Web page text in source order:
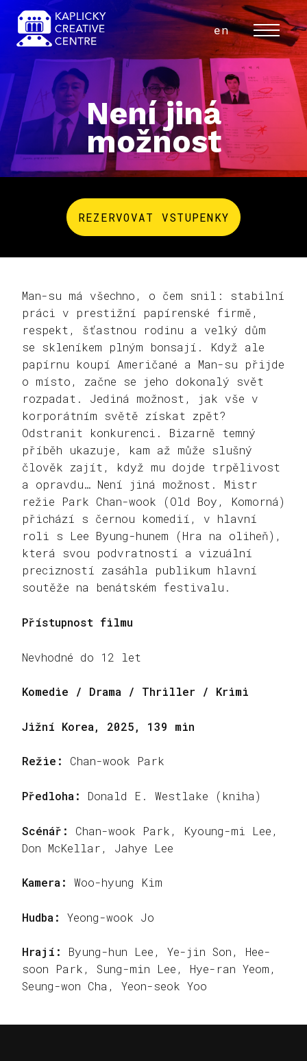
MENU
cs
en
Není jiná
možnost
REZERVOVAT VSTUPENKY
Man-su má všechno, o čem snil: stabilní
práci v prestižní papírenské firmě,
respekt, šťastnou rodinu a velký dům
se skleníkem plným bonsají. Když ale
papírnu koupí Američané a Man-su přijde
o místo, začne se jeho dokonalý svět
rozpadat. Jediná možnost, jak vše v
korporátním světě získat zpět?
Odstranit konkurenci. Bizarně temný
příběh ukazuje, kam až může slušný
člověk zajít, když mu dojde trpělivost
a opravdu… Není jiná možnost. Mistr
režie Park Chan-wook (Old Boy, Komorná)
přichází s černou komedií, v hlavní
roli s Lee Byung-hunem (Hra na oliheň),
která svou podvratností a vizuální
precizností zasáhla publikum hlavní
soutěže na benátském festivalu.
Přístupnost filmu
Nevhodné do 12 let
Komedie / Drama / Thriller / Krimi
Jižní Korea, 2025, 139 min
Režie: Chan-wook Park
Předloha: Donald E. Westlake (kniha)
Scénář: Chan-wook Park, Kyoung-mi Lee,
Don McKellar, Jahye Lee
Kamera: Woo-hyung Kim
Hudba: Yeong-wook Jo
Hrají: Byung-hun Lee, Ye-jin Son, Hee-
soon Park, Sung-min Lee, Hye-ran Yeom,
Seung-won Cha, Yeon-seok Yoo